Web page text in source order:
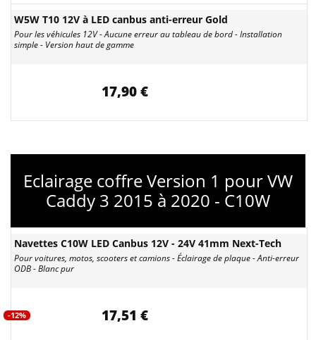
W5W T10 12V à LED canbus anti-erreur Gold
Pour les véhicules 12V - Aucune erreur au tableau de bord - Installation
simple - Version haut de gamme
17,90 €
Eclairage coffre Version 1 pour VW
Caddy 3 2015 à 2020 - C10W
Navettes C10W LED Canbus 12V - 24V 41mm Next-Tech
Pour voitures, motos, scooters et camions - Éclairage de plaque - Anti-erreur
ODB - Blanc pur
-12% 17,51 €